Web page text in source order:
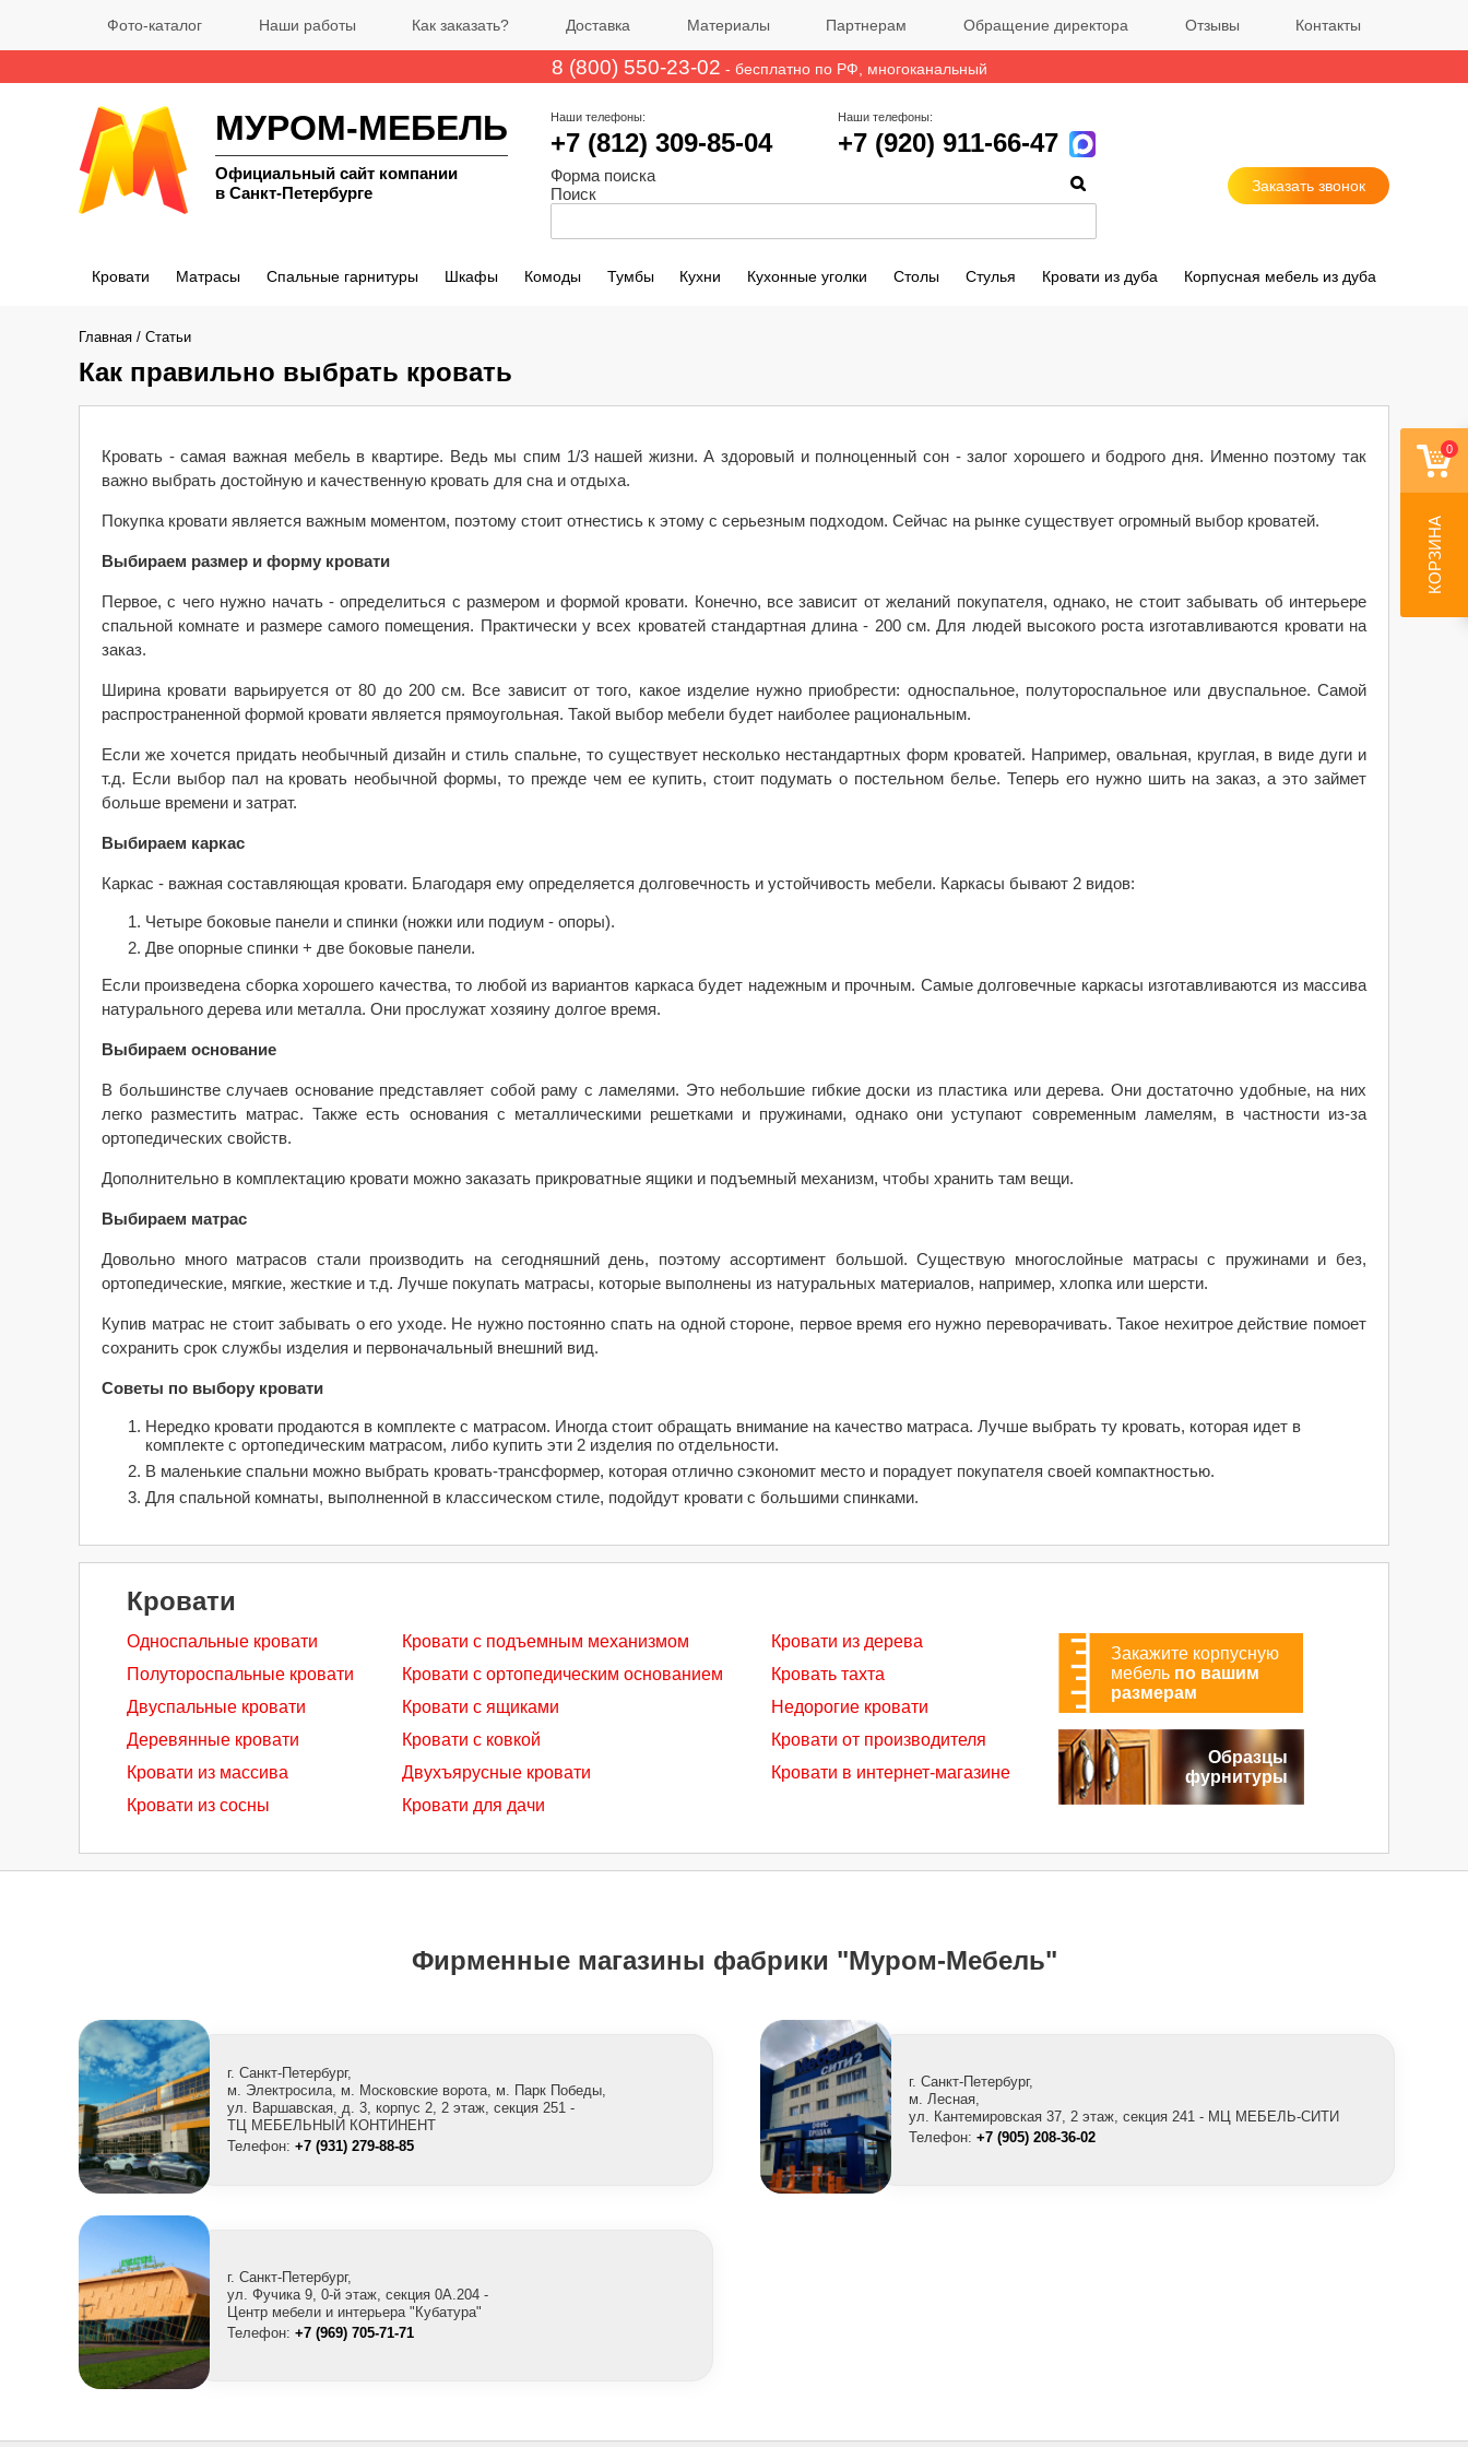
Фото-каталог Наши работы Как заказать? Доставка Материалы Партнерам Обращение директора Отзывы Контакты
8 (800) 550-23-02 - бесплатно по РФ , многоканальный
МУРОМ-МЕБЕЛЬ
Официальный сайт компании
в Санкт-Петербурге
Наши телефоны:
+7 (812) 309-85-04
Наши телефоны:
+7 (920) 911-66-47
Форма поиска
Поиск
Заказать звонок
Кровати Матрасы Спальные гарнитуры Шкафы Комоды Тумбы Кухни Кухонные уголки Столы Стулья Кровати из дуба Корпусная мебель из дуба
Главная / Статьи
Как правильно выбрать кровать
Кровать - самая важная мебель в квартире. Ведь мы спим 1/3 нашей жизни. А здоровый и полноценный сон - залог хорошего и бодрого дня. Именно поэтому так
важно выбрать достойную и качественную кровать для сна и отдыха.
Покупка кровати является важным моментом, поэтому стоит отнестись к этому с серьезным подходом. Сейчас на рынке существует огромный выбор кроватей.
Выбираем размер и форму кровати
Первое, с чего нужно начать - определиться с размером и формой кровати. Конечно, все зависит от желаний покупателя, однако, не стоит забывать об интерьере
спальной комнате и размере самого помещения. Практически у всех кроватей стандартная длина - 200 см. Для людей высокого роста изготавливаются кровати на
заказ.
Ширина кровати варьируется от 80 до 200 см. Все зависит от того, какое изделие нужно приобрести: односпальное, полутороспальное или двуспальное. Самой
распространенной формой кровати является прямоугольная. Такой выбор мебели будет наиболее рациональным.
Если же хочется придать необычный дизайн и стиль спальне, то существует несколько нестандартных форм кроватей. Например, овальная, круглая, в виде дуги и
т.д. Если выбор пал на кровать необычной формы, то прежде чем ее купить, стоит подумать о постельном белье. Теперь его нужно шить на заказ, а это займет
больше времени и затрат.
Выбираем каркас
Каркас - важная составляющая кровати. Благодаря ему определяется долговечность и устойчивость мебели. Каркасы бывают 2 видов:
Четыре боковые панели и спинки (ножки или подиум - опоры).
Две опорные спинки + две боковые панели.
Если произведена сборка хорошего качества, то любой из вариантов каркаса будет надежным и прочным. Самые долговечные каркасы изготавливаются из массива
натурального дерева или металла. Они прослужат хозяину долгое время.
Выбираем основание
В большинстве случаев основание представляет собой раму с ламелями. Это небольшие гибкие доски из пластика или дерева. Они достаточно удобные, на них
легко разместить матрас. Также есть основания с металлическими решетками и пружинами, однако они уступают современным ламелям, в частности из-за
ортопедических свойств.
Дополнительно в комплектацию кровати можно заказать прикроватные ящики и подъемный механизм, чтобы хранить там вещи.
Выбираем матрас
Довольно много матрасов стали производить на сегодняшний день, поэтому ассортимент большой. Существую многослойные матрасы с пружинами и без,
ортопедические, мягкие, жесткие и т.д. Лучше покупать матрасы, которые выполнены из натуральных материалов, например, хлопка или шерсти.
Купив матрас не стоит забывать о его уходе. Не нужно постоянно спать на одной стороне, первое время его нужно переворачивать. Такое нехитрое действие помоет
сохранить срок службы изделия и первоначальный внешний вид.
Советы по выбору кровати
Нередко кровати продаются в комплекте с матрасом. Иногда стоит обращать внимание на качество матраса. Лучше выбрать ту кровать, которая идет в
комплекте с ортопедическим матрасом, либо купить эти 2 изделия по отдельности.
В маленькие спальни можно выбрать кровать-трансформер, которая отлично сэкономит место и порадует покупателя своей компактностью.
Для спальной комнаты, выполненной в классическом стиле, подойдут кровати с большими спинками.
Кровати
Односпальные кровати
Полутороспальные кровати
Двуспальные кровати
Деревянные кровати
Кровати из массива
Кровати из сосны
Кровати с подъемным механизмом
Кровати с ортопедическим основанием
Кровати с ящиками
Кровати с ковкой
Двухъярусные кровати
Кровати для дачи
Кровати из дерева
Кровать тахта
Недорогие кровати
Кровати от производителя
Кровати в интернет-магазине
Закажите корпусную
мебель по вашим
размерам
Образцы
фурнитуры
0
КОРЗИНА
Фирменные магазины фабрики "Муром-Мебель"
г. Санкт-Петербург,
м. Электросила, м. Московские ворота, м. Парк Победы,
ул. Варшавская, д. 3, корпус 2, 2 этаж, секция 251 -
ТЦ МЕБЕЛЬНЫЙ КОНТИНЕНТ
Телефон: +7 (931) 279-88-85
г. Санкт-Петербург,
м. Лесная,
ул. Кантемировская 37, 2 этаж, секция 241 - МЦ МЕБЕЛЬ-СИТИ
Телефон: +7 (905) 208-36-02
г. Санкт-Петербург,
ул. Фучика 9, 0-й этаж, секция 0A.204 -
Центр мебели и интерьера "Кубатура"
Телефон: +7 (969) 705-71-71